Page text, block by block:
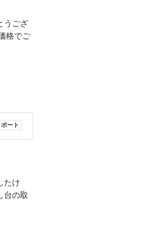
うござ
格でご
ート
たけ
台の取